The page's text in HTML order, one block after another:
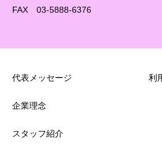
FAX 03-5888-6376
代表メッセージ
企業理念
スタッフ紹介
利